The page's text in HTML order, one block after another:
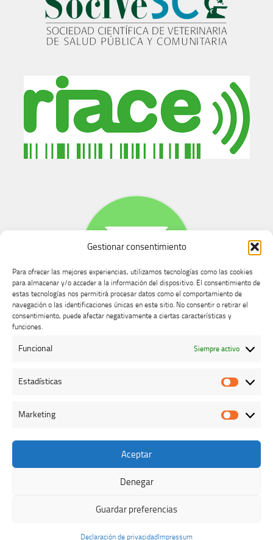
Gestionar consentimiento
Para ofrecer las mejores experiencias, utilizamos tecnologías como las cookies
para almacenar y/o acceder a la información del dispositivo. El consentimiento de
estas tecnologías nos permitirá procesar datos como el comportamiento de
navegación o las identificaciones únicas en este sitio. No consentir o retirar el
consentimiento, puede afectar negativamente a ciertas características y
funciones.
Funcional Siempre activo
Estadísticas
Marketing
Aceptar
Denegar
Guardar preferencias
Declaración de privacidad Impressum
Buzón de dudas, quejas y sugerencias
Colegio Oficial de Veterinarios de Cáceres © 2026. Todos los